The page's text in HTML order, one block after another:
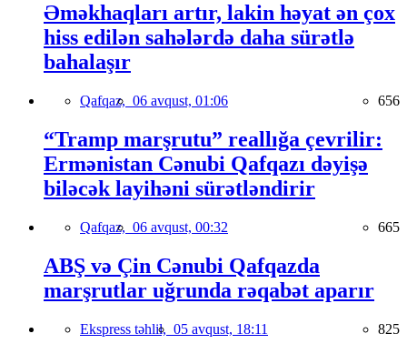
Əməkhaqları artır, lakin həyat ən çox
hiss edilən sahələrdə daha sürətlə
bahalaşır
Qafqaz, 06 avqust, 01:06 656
“Tramp marşrutu” reallığa çevrilir:
Ermənistan Cənubi Qafqazı dəyişə
biləcək layihəni sürətləndirir
Qafqaz, 06 avqust, 00:32 665
ABŞ və Çin Cənubi Qafqazda
marşrutlar uğrunda rəqabət aparır
Ekspress təhlil, 05 avqust, 18:11 825